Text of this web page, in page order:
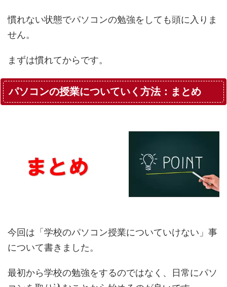
慣れない状態でパソコンの勉強をしても頭に入りま
せん。
まずは慣れてからです。
パソコンの授業についていく方法：まとめ
今回は「学校のパソコン授業についていけない」事
について書きました。
最初から学校の勉強をするのではなく、日常にパソ